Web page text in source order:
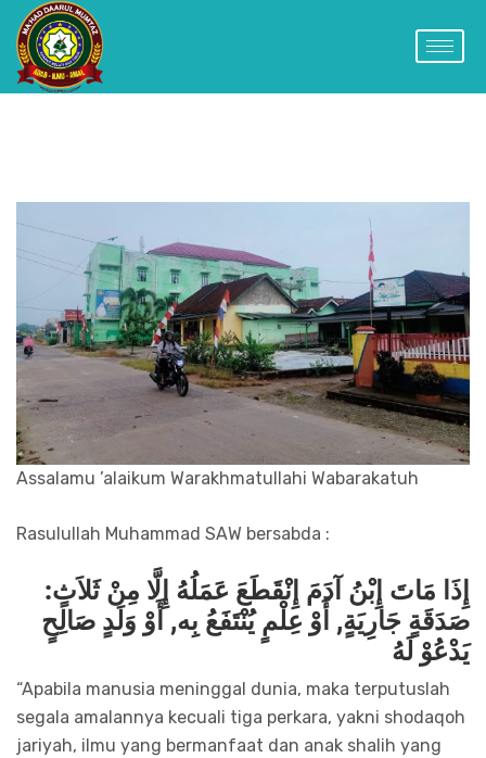
Assalamu ’alaikum Warakhmatullahi Wabarakatuh
Rasulullah Muhammad SAW bersabda :
إِذَا مَاتَ إِبْنُ آدَمَ إِنْقَطَعَ عَمَلُهُ إِلَّا مِنْ ثَلاَثٍ:
صَدَقَةٍ جَارِيَةٍ, أَوْ عِلْمٍ يُنْتَفَعُ بِه, أَوْ وَلَدٍ صَالِحٍ
يَدْعُوْ لَهُ
“Apabila manusia meninggal dunia, maka terputuslah
segala amalannya kecuali tiga perkara, yakni shodaqoh
jariyah, ilmu yang bermanfaat dan anak shalih yang